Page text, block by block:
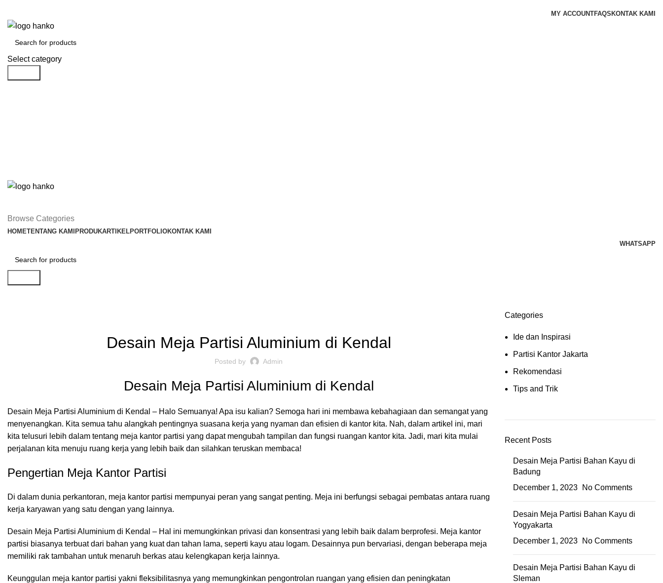
MY ACCOUNTFAQS KONTAK KAMI
Select category
Browse Categories
HOMETENTANG KAMIPRODUKARTIKELPORTFOLIOKONTAK KAMI
WHATSAPP
Desain Meja Partisi Aluminium di Kendal
Posted by Admin
Desain Meja Partisi Aluminium di Kendal
Desain Meja Partisi Aluminium di Kendal – Halo Semuanya! Apa isu kalian? Semoga hari ini membawa kebahagiaan dan semangat yang
menyenangkan. Kita semua tahu alangkah pentingnya suasana kerja yang nyaman dan efisien di kantor kita. Nah, dalam artikel ini, mari
kita telusuri lebih dalam tentang meja kantor partisi yang dapat mengubah tampilan dan fungsi ruangan kantor kita. Jadi, mari kita mulai
perjalanan kita menuju ruang kerja yang lebih baik dan silahkan teruskan membaca!
Pengertian Meja Kantor Partisi
Di dalam dunia perkantoran, meja kantor partisi mempunyai peran yang sangat penting. Meja ini berfungsi sebagai pembatas antara ruang
kerja karyawan yang satu dengan yang lainnya.
Desain Meja Partisi Aluminium di Kendal – Hal ini memungkinkan privasi dan konsentrasi yang lebih baik dalam berprofesi. Meja kantor
partisi biasanya terbuat dari bahan yang kuat dan tahan lama, seperti kayu atau logam. Desainnya pun bervariasi, dengan beberapa meja
memiliki rak tambahan untuk menaruh berkas atau kelengkapan kerja lainnya.
Keunggulan meja kantor partisi yakni fleksibilitasnya yang memungkinkan pengontrolan ruangan yang efisien dan peningkatan
Categories
Ide dan Inspirasi
Partisi Kantor Jakarta
Rekomendasi
Tips and Trik
Recent Posts
Desain Meja Partisi Bahan Kayu di
Badung
December 1, 2023
No Comments
Desain Meja Partisi Bahan Kayu di
Yogyakarta
December 1, 2023
No Comments
Desain Meja Partisi Bahan Kayu di
Sleman